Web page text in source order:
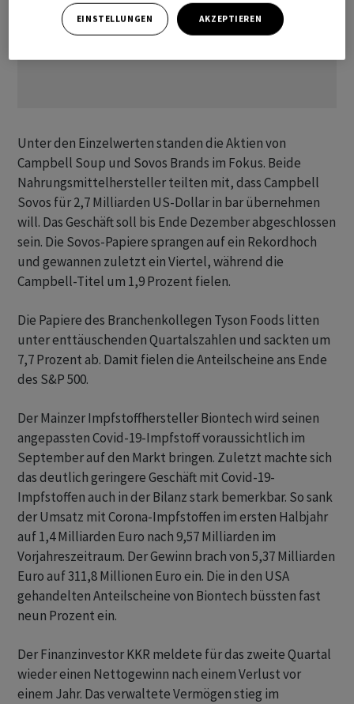
Unter den Einzelwerten standen die Aktien von
Campbell Soup und Sovos Brands im Fokus. Beide
Nahrungsmittelhersteller teilten mit, dass Campbell
Sovos für 2,7 Milliarden US-Dollar in bar übernehmen
will. Das Geschäft soll bis Ende Dezember abgeschlossen
sein. Die Sovos-Papiere sprangen auf ein Rekordhoch
und gewannen zuletzt ein Viertel, während die
Campbell-Titel um 1,9 Prozent fielen.
Die Papiere des Branchenkollegen Tyson Foods litten
unter enttäuschenden Quartalszahlen und sackten um
7,7 Prozent ab. Damit fielen die Anteilscheine ans Ende
des S&P 500.
Der Mainzer Impfstoffhersteller Biontech wird seinen
angepassten Covid-19-Impfstoff voraussichtlich im
September auf den Markt bringen. Zuletzt machte sich
das deutlich geringere Geschäft mit Covid-19-
Impfstoffen auch in der Bilanz stark bemerkbar. So sank
der Umsatz mit Corona-Impfstoffen im ersten Halbjahr
auf 1,4 Milliarden Euro nach 9,57 Milliarden im
Vorjahreszeitraum. Der Gewinn brach von 5,37 Milliarden
Euro auf 311,8 Millionen Euro ein. Die in den USA
gehandelten Anteilscheine von Biontech büssten fast
neun Prozent ein.
Der Finanzinvestor KKR meldete für das zweite Quartal
wieder einen Nettogewinn nach einem Verlust vor
einem Jahr. Das verwaltete Vermögen stieg im
EINSTELLUNGEN AKZEPTIEREN